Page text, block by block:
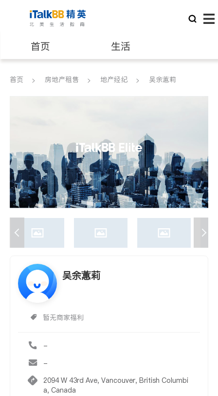
首页 生活
医生 律师
会计师
建筑装修
首页 房地产租售 地产经纪 吴余蕙莉
吴余蕙莉
暂无商家福利
-
-
2094 W 43rd Ave, Vancouver, British Columbi
a, Canada